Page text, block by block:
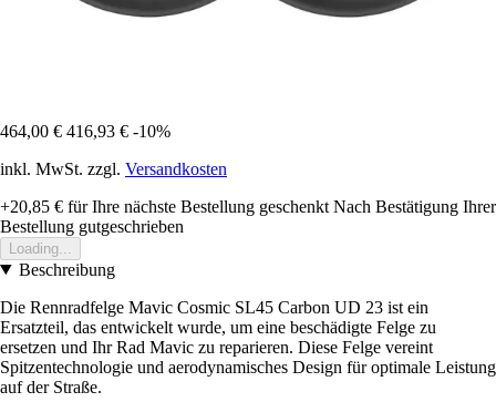
464,00 € 416,93 € -10%
inkl. MwSt. zzgl. Versandkosten
+20,85 € für Ihre nächste Bestellung geschenkt Nach Bestätigung Ihrer
Bestellung gutgeschrieben
Loading...
Beschreibung
Die Rennradfelge Mavic Cosmic SL45 Carbon UD 23 ist ein
Ersatzteil, das entwickelt wurde, um eine beschädigte Felge zu
ersetzen und Ihr Rad Mavic zu reparieren. Diese Felge vereint
Spitzentechnologie und aerodynamisches Design für optimale Leistung
auf der Straße.